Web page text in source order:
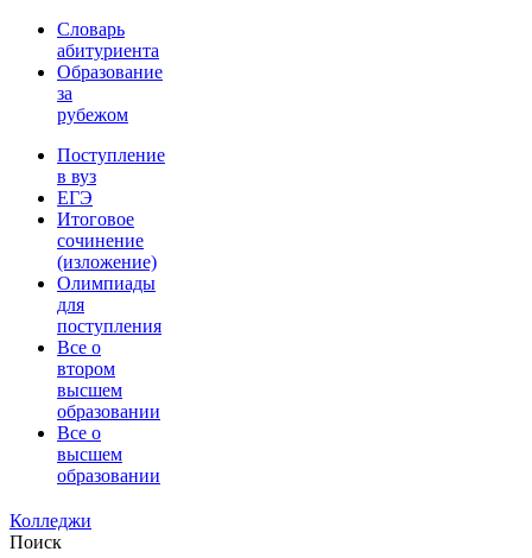
Словарь
абитуриента
Образование
за
рубежом
Поступление
в вуз
ЕГЭ
Итоговое
сочинение
(изложение)
Олимпиады
для
поступления
Все о
втором
высшем
образовании
Все о
высшем
образовании
Колледжи
Поиск